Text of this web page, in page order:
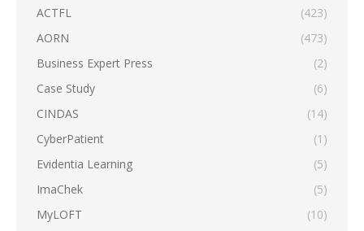
ACTFL
(423)
AORN
(473)
Business Expert Press
(2)
Case Study
(6)
CINDAS
(14)
CyberPatient
(1)
Evidentia Learning
(5)
ImaChek
(5)
MyLOFT
(10)